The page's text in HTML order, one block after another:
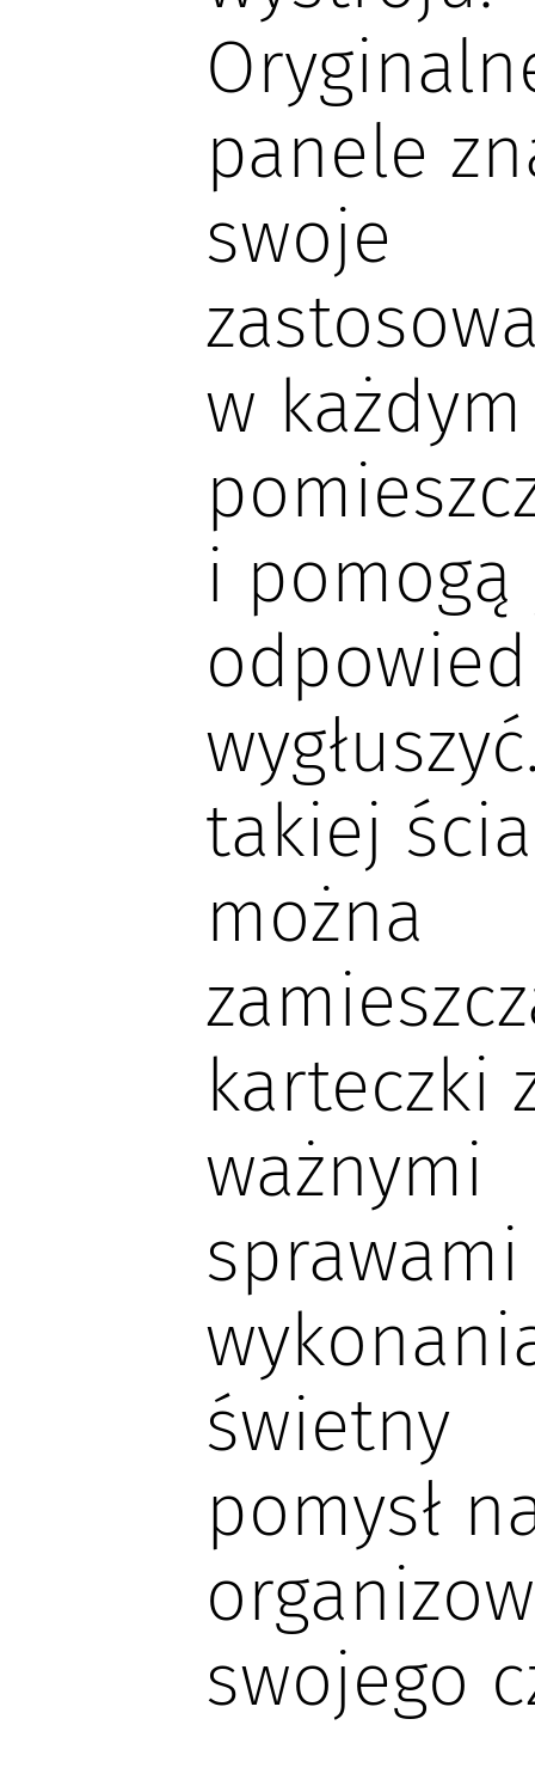
panele
swoje
w każdym
i pomogą
takiej
można
karteczki
ważnymi
świetny
pomysł
swojego